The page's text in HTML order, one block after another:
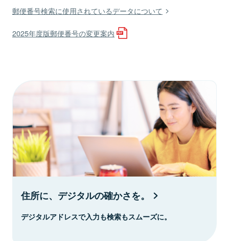
郵便番号検索に使用されているデータについて
2025年度版郵便番号の変更案内
住所に、デジタルの確かさを。
デジタルアドレスで入力も検索もスムーズに。